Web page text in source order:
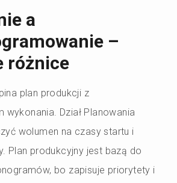
a
–
różnice
plan produkcji z
wykonania. Dział Planowania
wolumen na czasy startu i
Plan produkcyjny jest bazą do
bo zapisuje priorytety i